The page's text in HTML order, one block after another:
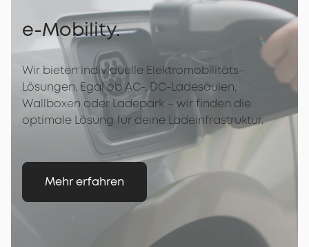
e-Mobility.
Wir bieten individuelle Elektromobilitäts-
Lösungen. Egal ob AC-, DC-Ladesäulen,
Wallboxen oder Ladepark – wir finden die
optimale Lösung für deine Ladeinfrastruktur.
Mehr erfahren